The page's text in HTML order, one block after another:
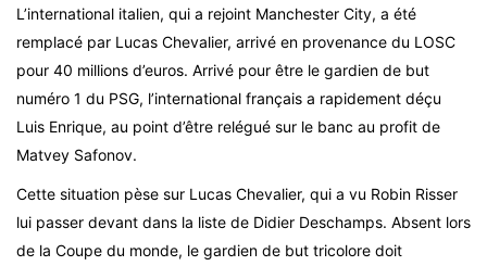
L’international italien, qui a rejoint Manchester City, a été
remplacé par Lucas Chevalier, arrivé en provenance du LOSC
pour 40 millions d’euros. Arrivé pour être le gardien de but
numéro 1 du PSG, l’international français a rapidement déçu
Luis Enrique, au point d’être relégué sur le banc au profit de
Matvey Safonov.
Cette situation pèse sur Lucas Chevalier, qui a vu Robin Risser
lui passer devant dans la liste de Didier Deschamps. Absent lors
de la Coupe du monde, le gardien de but tricolore doit